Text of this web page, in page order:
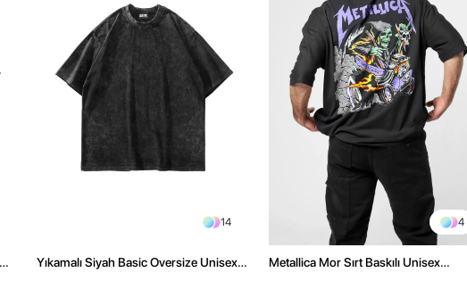
14
Yıkamalı Siyah Basic Oversize Unisex
4
Metallica Mor Sırt Baskılı Unisex